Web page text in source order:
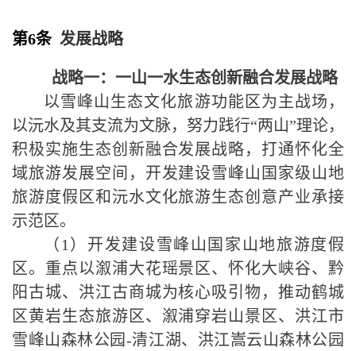
第6条 发展战略
战略一：一山一水生态创新融合发展战略
以雪峰山生态文化旅游功能区为主战场，
以沅水及其支流为文脉，努力践行“两山”理论，
积极实施生态创新融合发展战略，打通怀化全
域旅游发展空间，开发建设雪峰山国家级山地
旅游度假区和沅水文化旅游生态创意产业承接
示范区。
（ 1 ）开发建设雪峰山国家山地旅游度假
区。重点以溆浦大花瑶景区、怀化大峡谷、黔
阳古城、洪江古商城为核心吸引物，推动鹤城
区黄岩生态旅游区、溆浦穿岩山景区、洪江市
雪峰山森林公园 -清江湖、洪江嵩云山森林公园